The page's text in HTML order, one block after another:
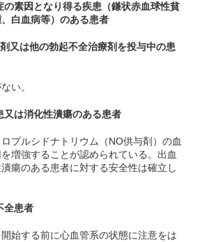
素因となり得る疾患（鎌状赤血球性貧
白血病等）のある患者
又は他の勃起不全治療剤を投与中の患
い。
は消化性潰瘍のある患者
プルシドナトリウム（NO供与剤）の血
増強することが認められている。出血
瘍のある患者に対する安全性は確立し
患者
始する前に心血管系の状態に注意をは